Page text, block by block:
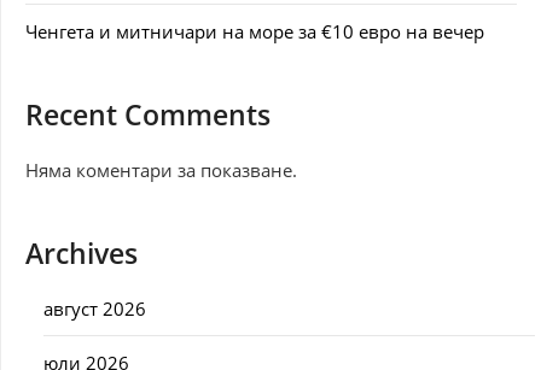
Ченгета и митничари на море за €10 евро на вечер
Recent Comments
Няма коментари за показване.
Archives
август 2026
юли 2026